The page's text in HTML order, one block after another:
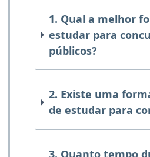
1. Qual a melhor
estudar para
públicos?
2. Existe uma
de estudar para
3. Quanto tempo